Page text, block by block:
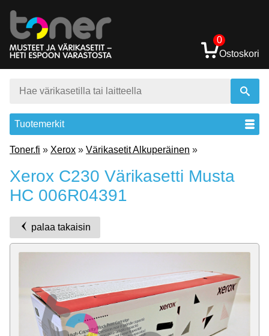
0
Ostoskori
Tuotemerkit
Toner.fi » Xerox » Värikasetit Alkuperäinen »
Xerox C230 Värikasetti Musta
HC 006R04391
palaa takaisin